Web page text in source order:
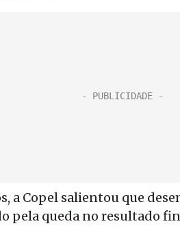
a Copel salientou que
pela queda no resultado